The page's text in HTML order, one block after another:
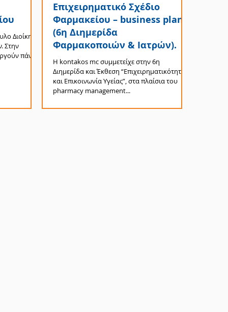
Διοί­κη­
Στην
πάνω
Επιχειρηματικό Σχέδιο
Φαρμακείου – business plan
(6η Διημερίδα
Φαρμακοποιών & Ιατρών).
Η kontakos mc συμμετείχε στην 6η
Διημερίδα και Έκθεση “Επιχειρηματικότητα
και Επικοινωνία Υγείας”, στα πλαίσια του
pharmacy management...